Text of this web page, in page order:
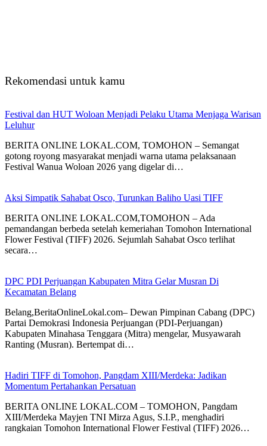
Rekomendasi untuk kamu
Festival dan HUT Woloan Menjadi Pelaku Utama Menjaga Warisan
Leluhur
BERITA ONLINE LOKAL.COM, TOMOHON – Semangat
gotong royong masyarakat menjadi warna utama pelaksanaan
Festival Wanua Woloan 2026 yang digelar di…
Aksi Simpatik Sahabat Osco, Turunkan Baliho Uasi TIFF
BERITA ONLINE LOKAL.COM,TOMOHON – Ada
pemandangan berbeda setelah kemeriahan Tomohon International
Flower Festival (TIFF) 2026. Sejumlah Sahabat Osco terlihat
secara…
DPC PDI Perjuangan Kabupaten Mitra Gelar Musran Di
Kecamatan Belang
Belang,BeritaOnlineLokal.com– Dewan Pimpinan Cabang (DPC)
Partai Demokrasi Indonesia Perjuangan (PDI-Perjuangan)
Kabupaten Minahasa Tenggara (Mitra) mengelar, Musyawarah
Ranting (Musran). Bertempat di…
Hadiri TIFF di Tomohon, Pangdam XIII/Merdeka: Jadikan
Momentum Pertahankan Persatuan
BERITA ONLINE LOKAL.COM – ​TOMOHON, Pangdam
XIII/Merdeka Mayjen TNI Mirza Agus, S.I.P., menghadiri
rangkaian Tomohon International Flower Festival (TIFF) 2026…